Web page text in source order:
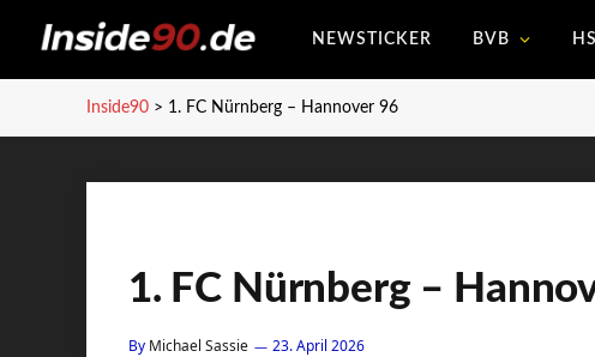
NEWSTICKER BVB
Inside90 > 1. FC Nürnberg – Hannover 96
1. FC Nürnberg –
By Michael Sassie 23. April 2026